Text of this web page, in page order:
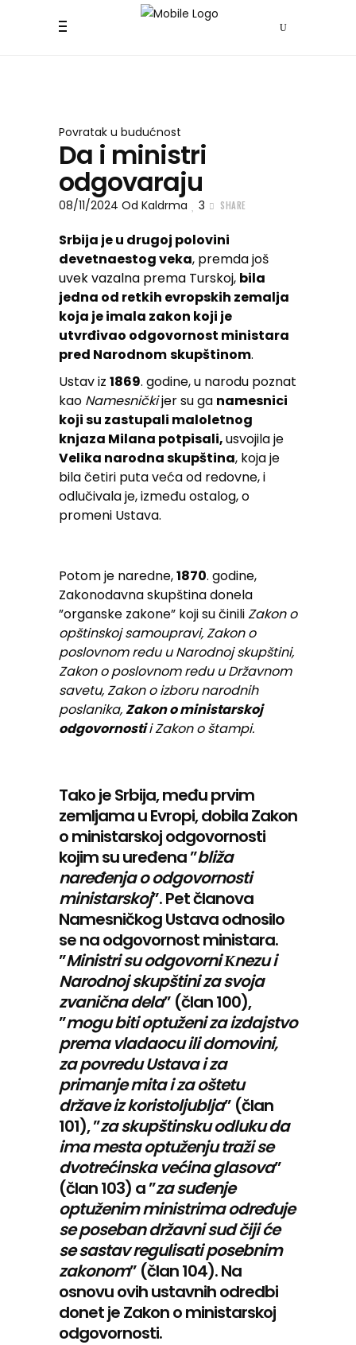
Povratak u budućnost
Da i ministri
odgovaraju
08/11/2024 Od Kaldrma 3 SHARE
Srbija je u drugoj polovini
devetnaestog veka, premda još
uvek vazalna prema Turskoj, bila
jedna od retkih evropskih zemalja
koja je imala zakon koji je
utvrđivao odgovornost ministara
pred Narodnomskupštinom.
Ustav iz 1869. godine, u narodu poznat
kao Namesničkijer su ga namesnici
koji su zastupali maloletnog
knjaza Milana potpisali,usvojila je
Velika narodna skupština, koja je
bila četiri puta veća od redovne, i
odlučivala je, između ostalog, o
promeni Ustava.
Potom je naredne,1870. godine,
Zakonodavna skupština donela
”organske zakone” koji su činiliZakon o
opštinskoj samoupravi, Zakon o
poslovnom redu u Narodnoj skupštini,
Zakon o poslovnom redu u Državnom
savetu, Zakon o izboru narodnih
poslanika, Zakon o ministarskoj
odgovornostii Zakon o štampi.
Tako je Srbija, među prvim
zemljama u Evropi, dobila Zakon
o ministarskoj odgovornosti
kojim su uređena ”bliža
naređenja o odgovornosti
ministarskoj”. Pet članova
Namesničkog Ustava odnosilo
se na odgovornost ministara.
”Ministri su odgovorni Кnezu i
Narodnoj skupštini za svoja
zvanična dela” (član 100),
”mogu biti optuženi za izdajstvo
prema vladaocu ili domovini,
za povredu Ustava i za
primanje mita i za oštetu
države iz koristoljublja” (član
101), ”za skupštinsku odluku da
ima mesta optuženju traži se
dvotrećinska većina glasova”
(član 103) a ”za suđenje
optuženim ministrima određuje
se poseban državni sud čiji će
se sastav regulisati posebnim
zakonom” (član 104). Na
osnovu ovih ustavnih odredbi
donet je Zakon o ministarskoj
odgovornosti.